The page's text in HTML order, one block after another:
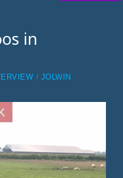
in
JOLWIN